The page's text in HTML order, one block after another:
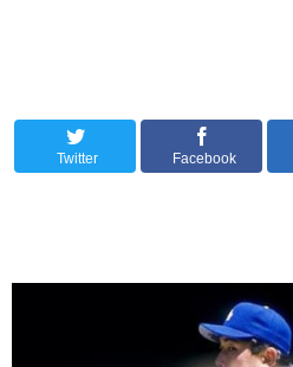
Twitter Facebook